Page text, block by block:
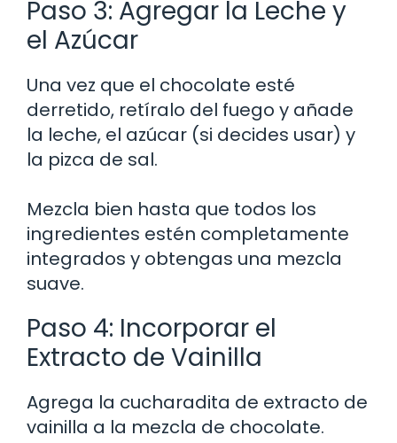
Paso 3: Agregar la Leche y
el Azúcar
Una vez que el chocolate esté
derretido, retíralo del fuego y añade
la leche, el azúcar (si decides usar) y
la pizca de sal.
Mezcla bien hasta que todos los
ingredientes estén completamente
integrados y obtengas una mezcla
suave.
Paso 4: Incorporar el
Extracto de Vainilla
Agrega la cucharadita de extracto de
vainilla a la mezcla de chocolate.